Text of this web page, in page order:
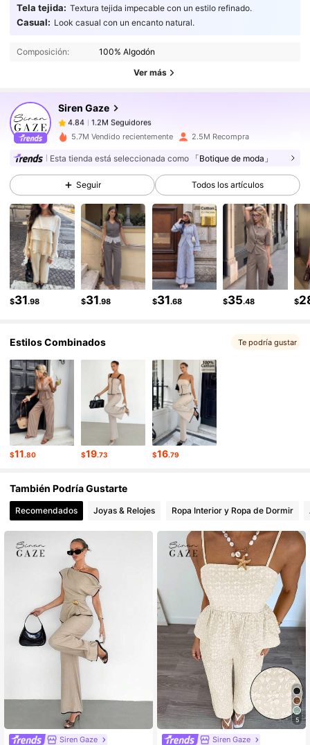
Tela tejida: Textura tejida impecable con un estilo refinado.
Casual: Look casual con un encanto natural.
Composición: 100% Algodón
Ver más
Siren Gaze
4.84 1.2M Seguidores
4.84
1.2M Seguidores
L***hseguidoHace 1 horas
4.84
1.2M Seguidores
4.84 1.2M Seguidores
4.84 1.2M Seguidores
4.84 1.2M Seguidores
4.84 1.2M Seguidores
4.84 1.2M Seguidores
5.7M Vendido recientemente 2.5M Recompra
Esta tienda está seleccionada como 「Botique de moda」
Seguir Todos los artículos
$31.98 $31.98 $31.68 $35.48 $
Estilos Combinados Te podría gustar
$11.80 $19.73 $16.79
También Podría Gustarte
Recomendados Joyas & Relojes Ropa Interior y Ropa de Dormir
Siren Gaze
5
Siren Gaze